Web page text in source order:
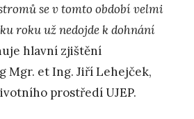
se v tomto období velmi
roku už nedojde k dohnání
hlavní zjištění
Mgr. et Ing. Jiří Lehejček,
prostředí UJEP.